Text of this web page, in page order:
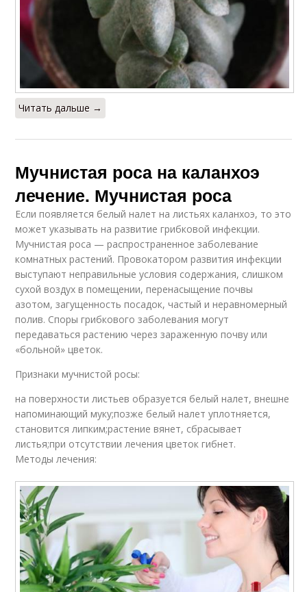
Читать дальше →
Мучнистая роса на каланхоэ
лечение. Мучнистая роса
Если появляется белый налет на листьях каланхоэ, то это
может указывать на развитие грибковой инфекции.
Мучнистая роса — распространенное заболевание
комнатных растений. Провокатором развития инфекции
выступают неправильные условия содержания, слишком
сухой воздух в помещении, перенасыщение почвы
азотом, загущенность посадок, частый и неравномерный
полив. Споры грибкового заболевания могут
передаваться растению через зараженную почву или
«больной» цветок.
Признаки мучнистой росы:
на поверхности листьев образуется белый налет, внешне
напоминающий муку;позже белый налет уплотняется,
становится липким;растение вянет, сбрасывает
листья;при отсутствии лечения цветок гибнет.
Методы лечения: